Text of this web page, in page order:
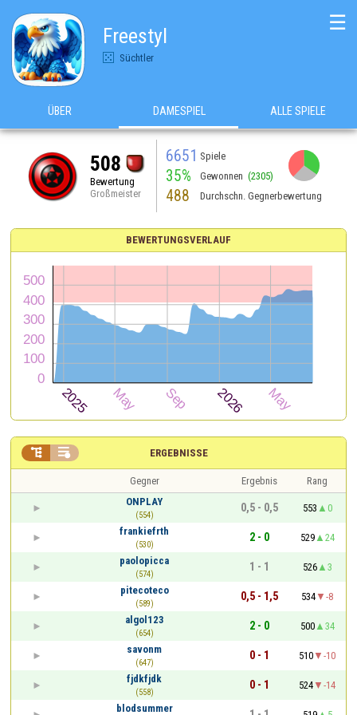
Freestyl
Süchtler
☰
ÜBER DAMESPIEL ALLE SPIELE
508
Bewertung
Großmeister
6651 Spiele
35% Gewonnen (2305)
488 Durchschn. Gegnerbewertung
BEWERTUNGSVERLAUF
ERGEBNISSE
 
Gegner Ergebnis
Rang
ONPLAY
(554)
0,5 - 0,5 553
0
frankiefrth
(530)
2 - 0 529
24
paolopicca
(574)
1 - 1 526
3
pitecoteco
(589)
0,5 - 1,5 534
-8
algol123
(654)
2 - 0 500
34
savonm
(647)
0 - 1 510
-10
fjdkfjdk
(558)
0 - 1 524
-14
blodsummer